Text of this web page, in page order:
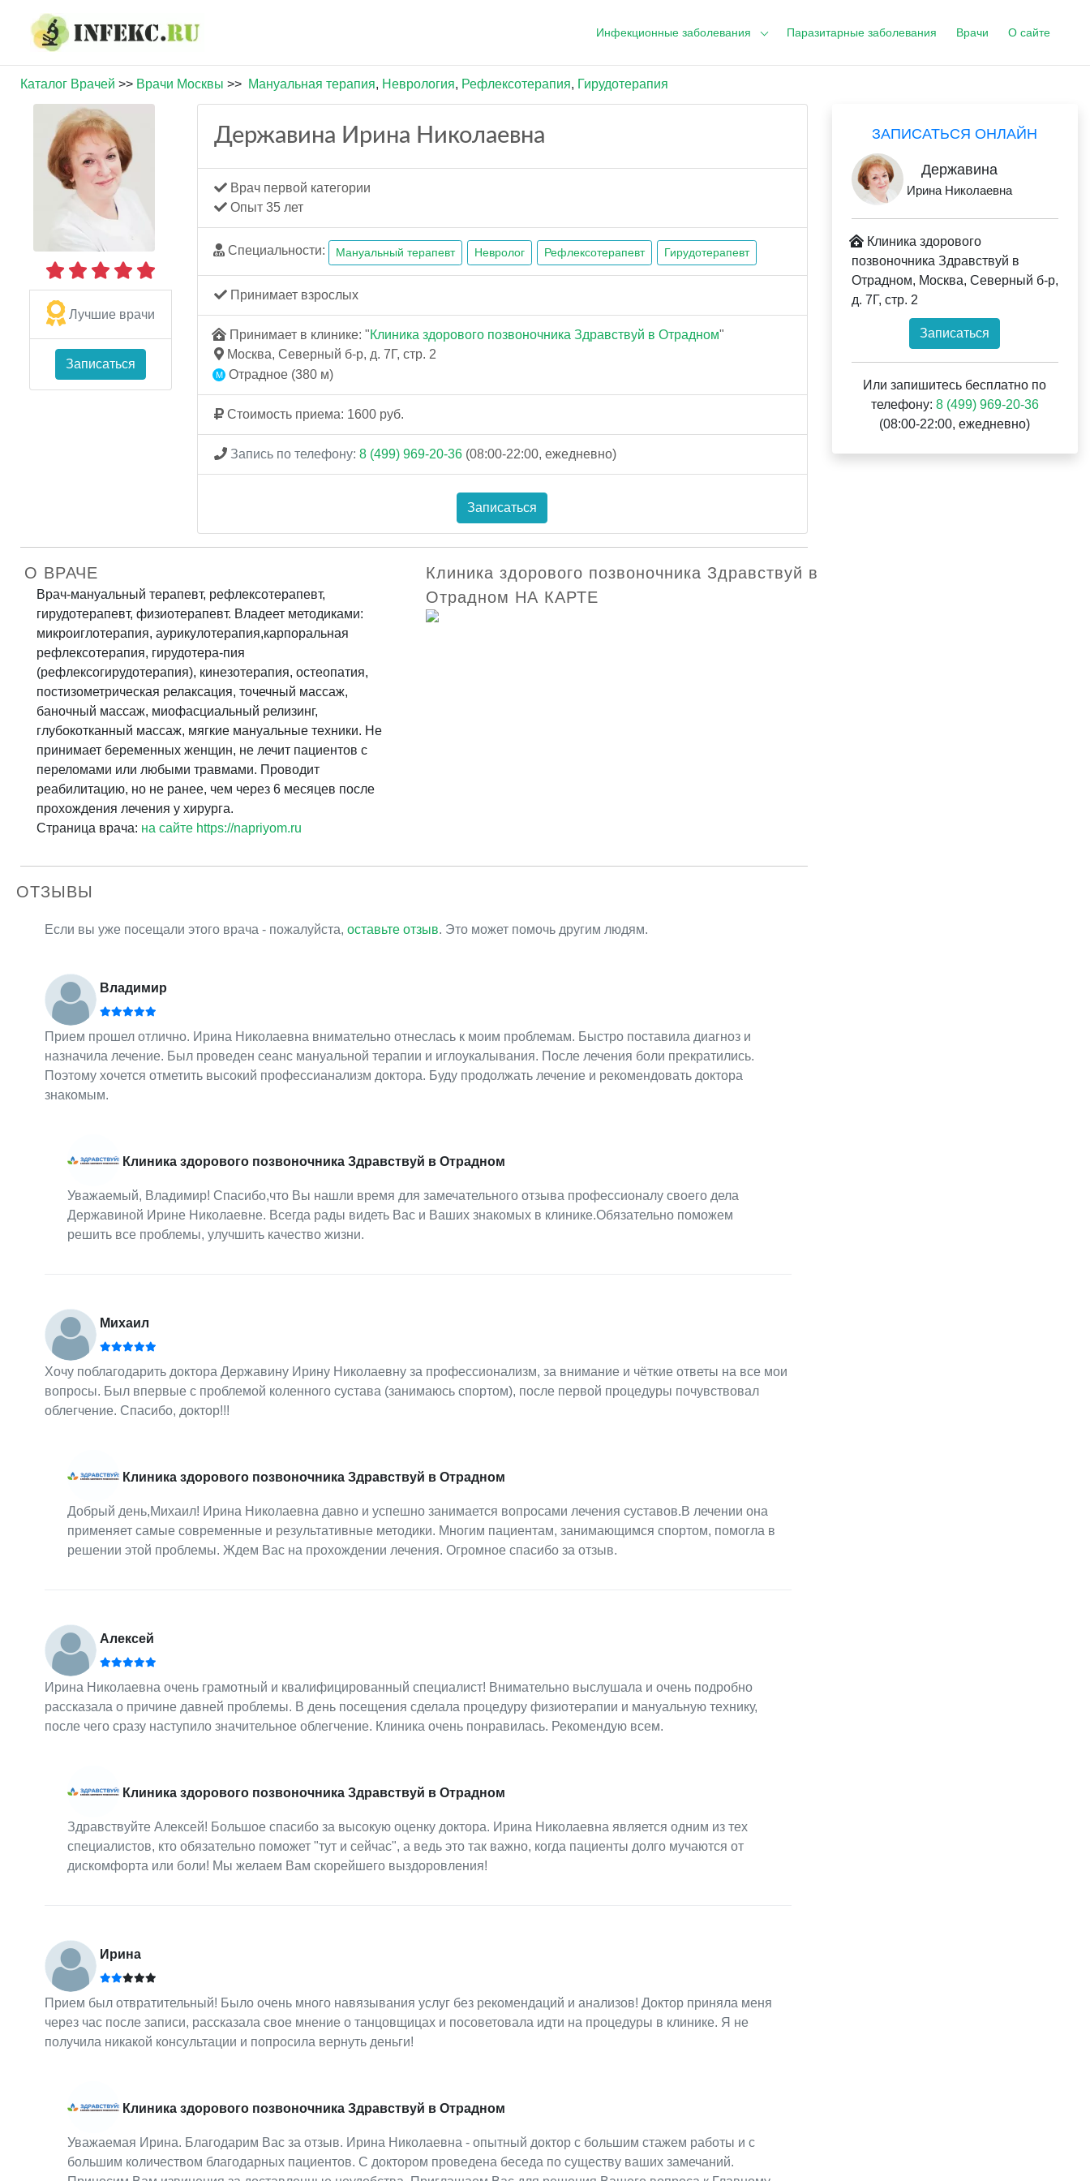
Инфекционные заболевания Паразитарные заболевания Врачи О сайте
Каталог Врачей >> Врачи Москвы >> Мануальная терапия, Неврология, Рефлексотерапия, Гирудотерапия
Лучшие врачи
Записаться
Державина Ирина Николаевна
Врач первой категории
Опыт 35 лет
Специальности: Мануальный терапевт Невролог Рефлексотерапевт Гирудотерапевт
Принимает взрослых
Принимает в клинике: "Клиника здорового позвоночника Здравствуй в Отрадном"
Москва, Северный б-р, д. 7Г, стр. 2
Отрадное (380 м)
Стоимость приема: 1600 руб.
Запись по телефону: 8 (499) 969-20-36 (08:00-22:00, ежедневно)
Записаться
О ВРАЧЕ
Врач-мануальный терапевт, рефлексотерапевт,
гирудотерапевт, физиотерапевт. Владеет методиками:
микроиглотерапия, аурикулотерапия,карпоральная
рефлексотерапия, гирудотера-пия
(рефлексогирудотерапия), кинезотерапия, остеопатия,
постизометрическая релаксация, точечный массаж,
баночный массаж, миофасциальный релизинг,
глубокотканный массаж, мягкие мануальные техники. Не
принимает беременных женщин, не лечит пациентов с
переломами или любыми травмами. Проводит
реабилитацию, но не ранее, чем через 6 месяцев после
прохождения лечения у хирурга.
Страница врача: на сайте https://napriyom.ru
Клиника здорового позвоночника Здравствуй в
Отрадном НА КАРТЕ
ОТЗЫВЫ
Если вы уже посещали этого врача - пожалуйста, оставьте отзыв. Это может помочь другим людям.
Владимир
Прием прошел отлично. Ирина Николаевна внимательно отнеслась к моим проблемам. Быстро поставила диагноз и
назначила лечение. Был проведен сеанс мануальной терапии и иглоукалывания. После лечения боли прекратились.
Поэтому хочется отметить высокий профессианализм доктора. Буду продолжать лечение и рекомендовать доктора
знакомым.
Клиника здорового позвоночника Здравствуй в Отрадном
Уважаемый, Владимир! Спасибо,что Вы нашли время для замечательного отзыва профессионалу своего дела
Державиной Ирине Николаевне. Всегда рады видеть Вас и Ваших знакомых в клинике.Обязательно поможем
решить все проблемы, улучшить качество жизни.
Михаил
Хочу поблагодарить доктора Державину Ирину Николаевну за профессионализм, за внимание и чёткие ответы на все мои
вопросы. Был впервые с проблемой коленного сустава (занимаюсь спортом), после первой процедуры почувствовал
облегчение. Спасибо, доктор!!!
Клиника здорового позвоночника Здравствуй в Отрадном
Добрый день,Михаил! Ирина Николаевна давно и успешно занимается вопросами лечения суставов.В лечении она
применяет самые современные и результативные методики. Многим пациентам, занимающимся спортом, помогла в
решении этой проблемы. Ждем Вас на прохождении лечения. Огромное спасибо за отзыв.
Алексей
Ирина Николаевна очень грамотный и квалифицированный специалист! Внимательно выслушала и очень подробно
рассказала о причине давней проблемы. В день посещения сделала процедуру физиотерапии и мануальную технику,
после чего сразу наступило значительное облегчение. Клиника очень понравилась. Рекомендую всем.
Клиника здорового позвоночника Здравствуй в Отрадном
Здравствуйте Алексей! Большое спасибо за высокую оценку доктора. Ирина Николаевна является одним из тех
специалистов, кто обязательно поможет "тут и сейчас", а ведь это так важно, когда пациенты долго мучаются от
дискомфорта или боли! Мы желаем Вам скорейшего выздоровления!
Ирина
Прием был отвратительный! Было очень много навязывания услуг без рекомендаций и анализов! Доктор приняла меня
через час после записи, рассказала свое мнение о танцовщицах и посоветовала идти на процедуры в клинике. Я не
получила никакой консультации и попросила вернуть деньги!
Клиника здорового позвоночника Здравствуй в Отрадном
Уважаемая Ирина. Благодарим Вас за отзыв. Ирина Николаевна - опытный доктор с большим стажем работы и с
большим количеством благодарных пациентов. С доктором проведена беседа по существу ваших замечаний.
ЗАПИСАТЬСЯ ОНЛАЙН
Державина
Ирина Николаевна
Клиника здорового
позвоночника Здравствуй в
Отрадном, Москва, Северный б-р,
д. 7Г, стр. 2
Записаться
Или запишитесь бесплатно по
телефону: 8 (499) 969-20-36
(08:00-22:00, ежедневно)